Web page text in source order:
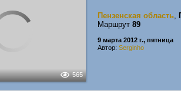
565
Пензенская область,
Маршрут 89
9 марта 2012 г., пятница
Автор: Serginho